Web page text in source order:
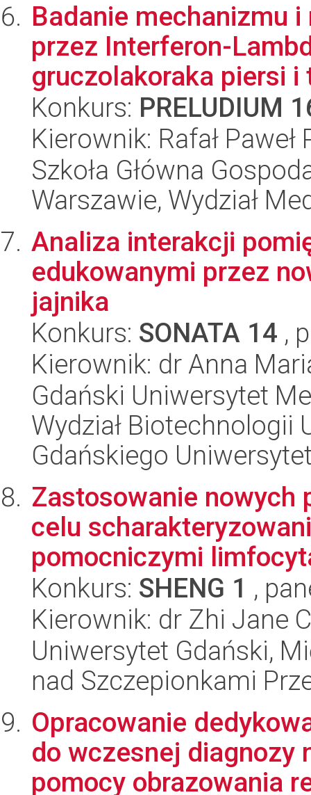
Badanie mechanizmu
przez Interferon-
gruczolakoraka piersi
Konkurs: PRELUDIUM
Kierownik: Rafał Paweł
Szkoła Główna
Warszawie, Wydział
Analiza interakcji
edukowanymi przez
jajnika
Konkurs: SONATA 14 ,
Kierownik: dr Anna
Gdański Uniwersytet
Wydział Biotechnologii
Gdańskiego
Zastosowanie nowych
celu
pomocniczymi
Konkurs: SHENG 1 ,
Kierownik: dr Zhi Jane
Uniwersytet Gdański,
nad Szczepionkami
Opracowanie
do wczesnej diagnozy
pomocy obrazowania